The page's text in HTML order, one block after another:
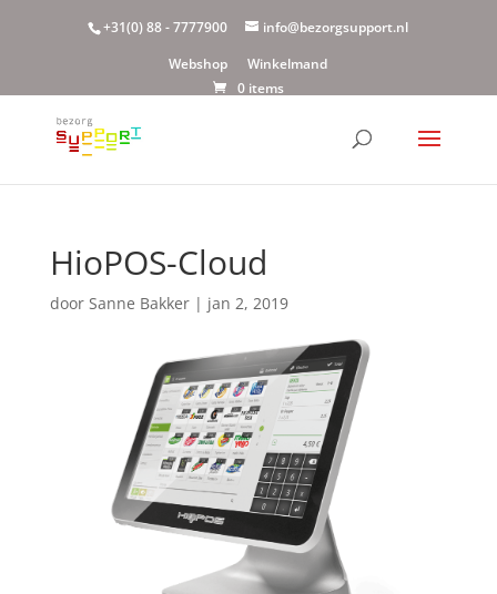
+31(0) 88 - 7777900
info@bezorgsupport.nl
Webshop
Winkelmand
0 items
HioPOS-Cloud
door Sanne Bakker| jan 2, 2019